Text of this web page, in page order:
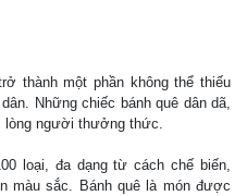
thành một phần không thể thiếu
Những chiếc bánh quê dân dã,
lòng người thưởng thức.
loại, đa dạng từ cách chế biến,
màu sắc. Bánh quê là món được